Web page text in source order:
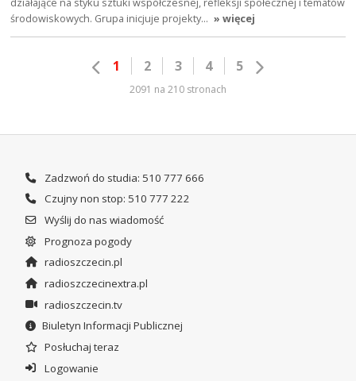
środowiskowych. Grupa inicjuje projekty… » więcej
1 2 3 4 5
2091 na 210 stronach
Zadzwoń do studia: 510 777 666
Czujny non stop: 510 777 222
Wyślij do nas wiadomość
Prognoza pogody
radioszczecin.pl
radioszczecinextra.pl
radioszczecin.tv
Biuletyn Informacji Publicznej
Posłuchaj teraz
Logowanie